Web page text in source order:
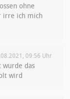
ohne
irre ich mich
09:56 Uhr
wurde das
wird